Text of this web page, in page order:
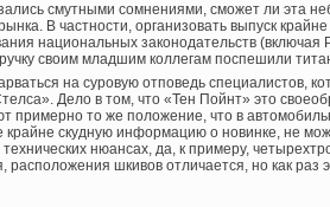
смутными сомнениями, сможет ли эта
В частности, организовать выпуск
национальных законодательств (включая
своим младшим коллегам поспешили
на суровую отповедь специалистов,
Дело в том, что «Тен Пойнт» это
примерно то же положение, что в
крайне скудную информацию о новинке, не
нюансах, да, к примеру,
расположения шкивов отличается, но как раз